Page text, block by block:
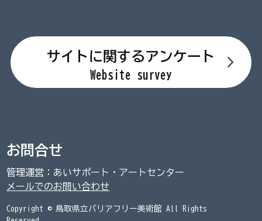
サイトに関するアンケート
Website survey
お問合せ
管理運営：あいサポート・アートセンター
メールでのお問い合わせ
Copyright © 鳥取県立バリアフリー美術館 All Rights